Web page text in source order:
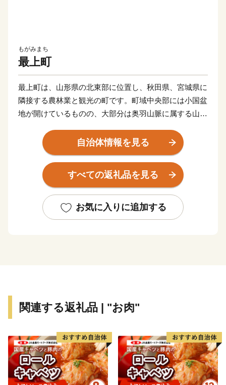
もがみまち
最上町
最上町は、山形県の北東部に位置し、秋田県、宮城県に
隣接する農林業と観光の町です。町域中央部には小国盆
地が開けているものの、大部分は奥羽山脈に属する山
南端には1,075ｍの扇山がそびえています。気候的には
寒冷多雨で、夏季には東風が吹き抜け、冬季は多雪。四
方が山々によってさえぎられているため、かつては“小
国”と呼ばれ、一つの独立圏を形成してきました。基幹
せた複合経営が進められています。また豊富な森林資源
を活用した木質バイオマス事業が、雇用の創出や産業の
自治体情報を見る
すべての返礼品を見る
お気に入りに追加する
関連する返礼品 | "お肉"